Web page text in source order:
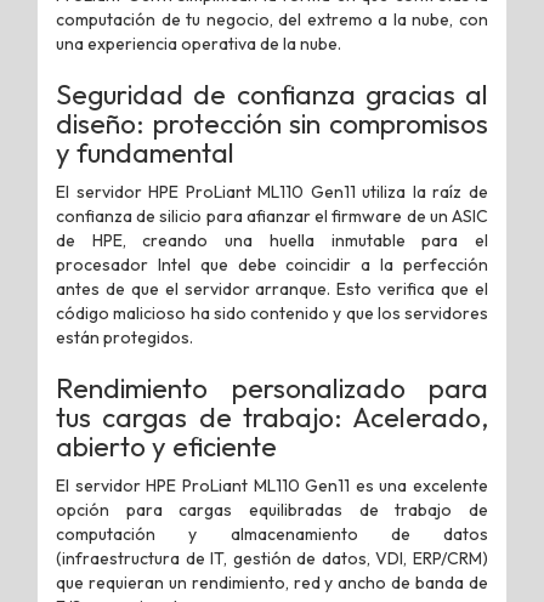
computación de tu negocio, del extremo a la nube, con
una experiencia operativa de la nube.
Seguridad de confianza gracias al
diseño: protección sin compromisos
y fundamental
El servidor HPE ProLiant ML110 Gen11 utiliza la raíz de
confianza de silicio para afianzar el firmware de un ASIC
de HPE, creando una huella inmutable para el
procesador Intel que debe coincidir a la perfección
antes de que el servidor arranque. Esto verifica que el
código malicioso ha sido contenido y que los servidores
están protegidos.
Rendimiento personalizado para
tus cargas de trabajo: Acelerado,
abierto y eficiente
El servidor HPE ProLiant ML110 Gen11 es una excelente
opción para cargas equilibradas de trabajo de
computación y almacenamiento de datos
(infraestructura de IT, gestión de datos, VDI, ERP/CRM)
que requieran un rendimiento, red y ancho de banda de